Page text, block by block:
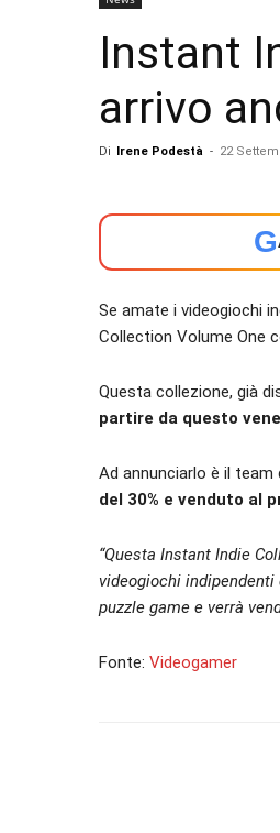
Instant
arrivo
Di Irene Podestà - 22
G
Se amate i videogiochi
Collection Volume One
Questa collezione, già
partire da questo
Ad annunciarlo è il team
del 30% e venduto al
“Questa Instant Indie
videogiochi
puzzle game e verrà
Fonte: Videogamer